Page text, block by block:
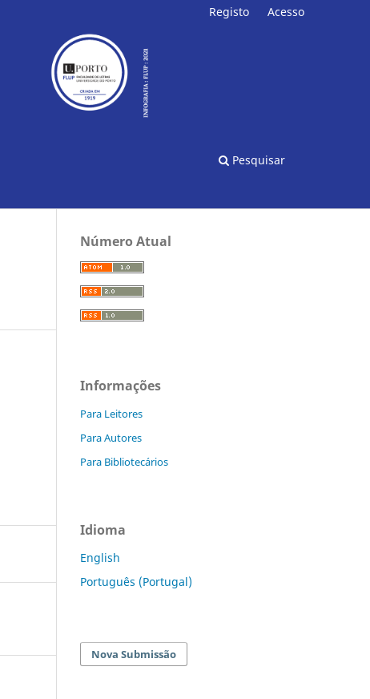
Pesquisar
Registo Acesso
Número Atual
Informações
Para Leitores
Para Autores
Para Bibliotecários
Idioma
English
Português (Portugal)
Nova Submissão